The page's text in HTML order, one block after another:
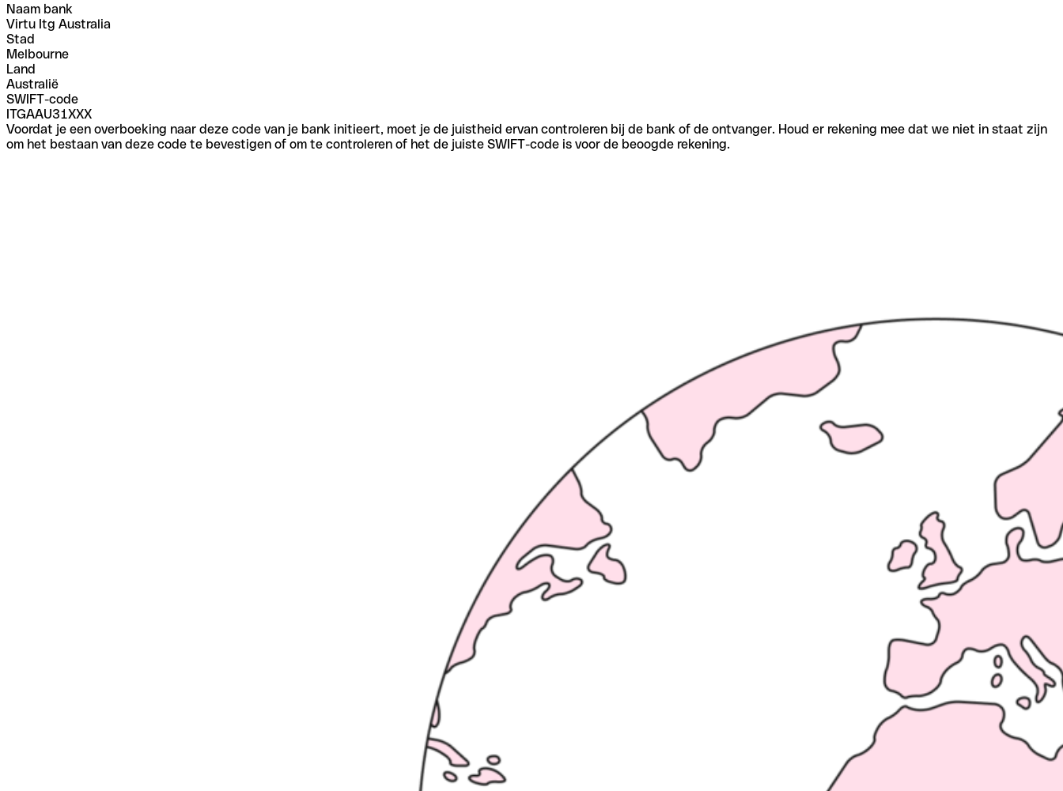
Naam bank
Virtu Itg Australia
Stad
Melbourne
Land
Australië
SWIFT-code
ITGAAU31XXX
Voordat je een overboeking naar deze code van je bank initieert, moet je de juistheid ervan controleren bij de bank of de ontvanger. Houd er rekening mee dat we niet in staat zijn
om het bestaan van deze code te bevestigen of om te controleren of het de juiste SWIFT-code is voor de beoogde rekening.